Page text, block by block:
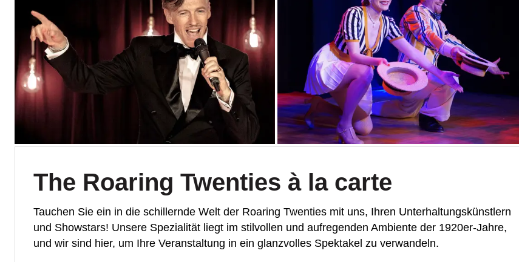
The Roaring Twenties à la carte
Tauchen Sie ein in die schillernde Welt der Roaring Twenties mit uns, Ihren Unterhaltungskünstlern
und Showstars! Unsere Spezialität liegt im stilvollen und aufregenden Ambiente der 1920er-Jahre,
und wir sind hier, um Ihre Veranstaltung in ein glanzvolles Spektakel zu verwandeln.